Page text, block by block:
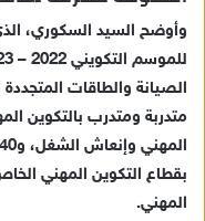
ي
د
ا
ل
ك
وأوضح السيد السكوري،
المهني.